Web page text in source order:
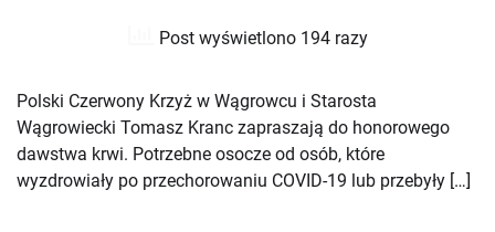
Post wyświetlono 194 razy
Polski Czerwony Krzyż w Wągrowcu i Starosta
Wągrowiecki Tomasz Kranc zapraszają do honorowego
dawstwa krwi. Potrzebne osocze od osób, które
wyzdrowiały po przechorowaniu COVID-19 lub przebyły […]